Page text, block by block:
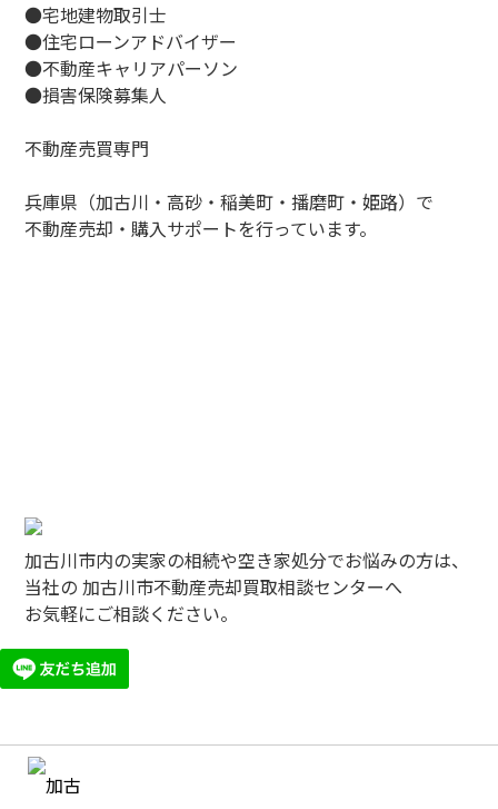
●宅地建物取引士
●住宅ローンアドバイザー
●不動産キャリアパーソン
●損害保険募集人
不動産売買専門
兵庫県（加古川・高砂・稲美町・播磨町・姫路）で
不動産売却・購入サポートを行っています。
加古川市内の実家の相続や空き家処分でお悩みの方は、
当社の 加古川市不動産売却買取相談センターへ
お気軽にご相談ください。